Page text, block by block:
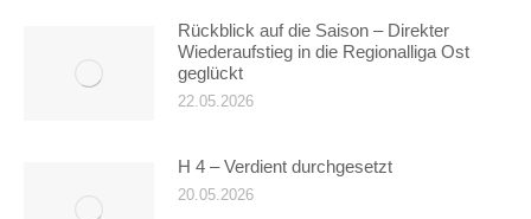
Rückblick auf die Saison – Direkter
Wiederaufstieg in die Regionalliga Ost
geglückt
22.05.2026
H 4 – Verdient durchgesetzt
20.05.2026